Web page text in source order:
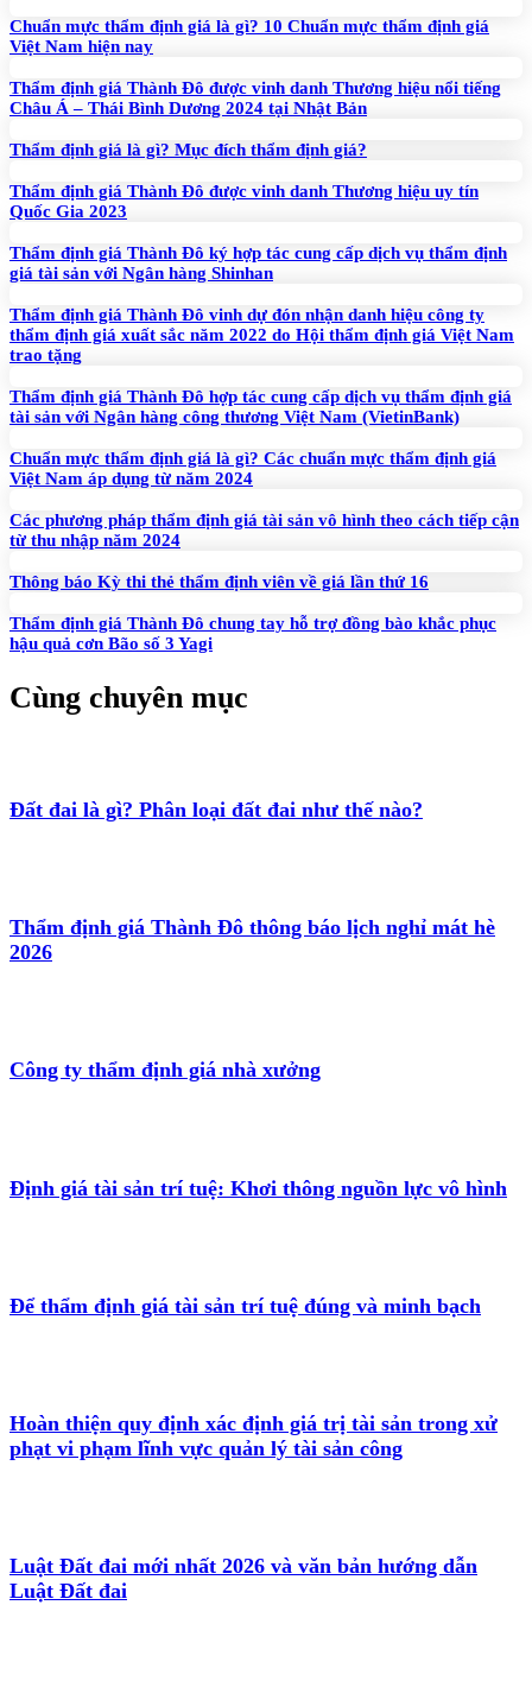
Chuẩn mực thẩm định giá là gì? 10 Chuẩn mực thẩm định giá
Việt Nam hiện nay
Thẩm định giá Thành Đô được vinh danh Thương hiệu nổi tiếng
Châu Á – Thái Bình Dương 2024 tại Nhật Bản
Thẩm định giá là gì? Mục đích thẩm định giá?
Thẩm định giá Thành Đô được vinh danh Thương hiệu uy tín
Quốc Gia 2023
Thẩm định giá Thành Đô ký hợp tác cung cấp dịch vụ thẩm định
giá tài sản với Ngân hàng Shinhan
Thẩm định giá Thành Đô vinh dự đón nhận danh hiệu công ty
thẩm định giá xuất sắc năm 2022 do Hội thẩm định giá Việt Nam
trao tặng
Thẩm định giá Thành Đô hợp tác cung cấp dịch vụ thẩm định giá
tài sản với Ngân hàng công thương Việt Nam (VietinBank)
Chuẩn mực thẩm định giá là gì? Các chuẩn mực thẩm định giá
Việt Nam áp dụng từ năm 2024
Các phương pháp thẩm định giá tài sản vô hình theo cách tiếp cận
từ thu nhập năm 2024
Thông báo Kỳ thi thẻ thẩm định viên về giá lần thứ 16
Thẩm định giá Thành Đô chung tay hỗ trợ đồng bào khắc phục
hậu quả cơn Bão số 3 Yagi
Cùng chuyên mục
Đất đai là gì? Phân loại đất đai như thế nào?
Thẩm định giá Thành Đô thông báo lịch nghỉ mát hè
2026
Công ty thẩm định giá nhà xưởng
Định giá tài sản trí tuệ: Khơi thông nguồn lực vô hình
Để thẩm định giá tài sản trí tuệ đúng và minh bạch
Hoàn thiện quy định xác định giá trị tài sản trong xử
phạt vi phạm lĩnh vực quản lý tài sản công
Luật Đất đai mới nhất 2026 và văn bản hướng dẫn
Luật Đất đai